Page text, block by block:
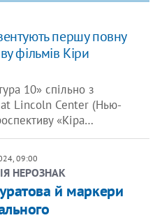
першу повну
фільмів Кіри
10» спільно з
Lincoln Center (Нью-
«Кіра…
09:00
НЕРОЗНАК
й маркери